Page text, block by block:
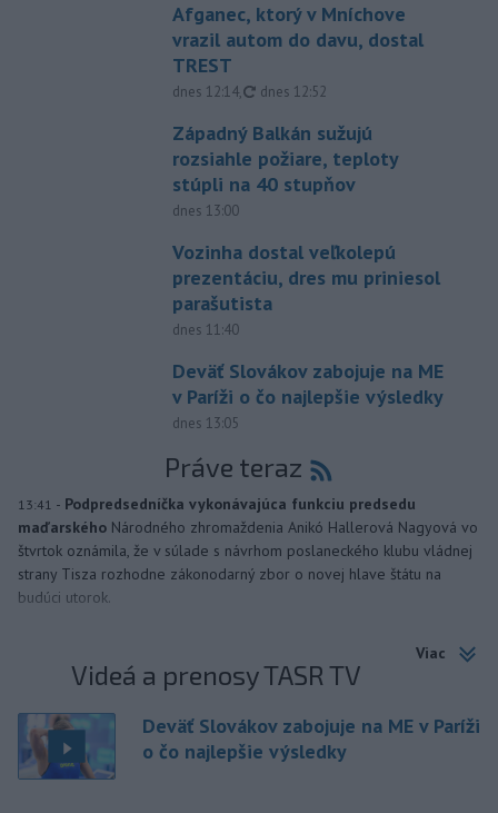
Afganec, ktorý v Mníchove
vrazil autom do davu, dostal
TREST
dnes 12:14, aktualizované
dnes 12:52
Západný Balkán sužujú
rozsiahle požiare, teploty
stúpli na 40 stupňov
dnes 13:00
Vozinha dostal veľkolepú
prezentáciu, dres mu priniesol
parašutista
dnes 11:40
Deväť Slovákov zabojuje na ME
v Paríži o čo najlepšie výsledky
dnes 13:05
Práve teraz
13:41 - Podpredsedníčka vykonávajúca funkciu predsedu
maďarského Národného zhromaždenia Anikó Hallerová Nagyová vo
štvrtok oznámila, že v súlade s návrhom poslaneckého klubu vládnej
strany Tisza rozhodne zákonodarný zbor o novej hlave štátu na
budúci utorok.
Viac
Videá a prenosy TASR TV
Deväť Slovákov zabojuje na ME v Paríži
o čo najlepšie výsledky